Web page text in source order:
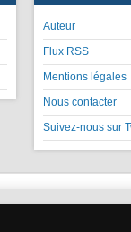
Auteur
Flux RSS
Mentions légales
Nous contacter
Suivez-nous sur